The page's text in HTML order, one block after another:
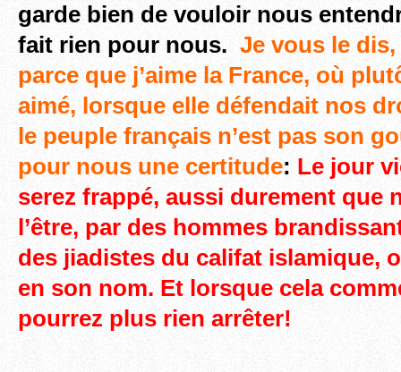
garde bien de vouloir nous
fait rien pour nous. Je vous le
parce que j’aime la France, où
aimé, lorsque elle défendait nos
le peuple français n’est pas son
pour nous une certitude: Le jour
serez frappé, aussi durement que
l’être, par des hommes
des jiadistes du califat islamique,
en son nom. Et lorsque cela
pourrez plus rien arrêter!